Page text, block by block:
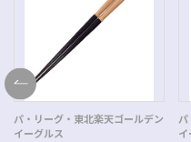
パ・リーグ・東北楽天ゴールデン
イーグルス
パ